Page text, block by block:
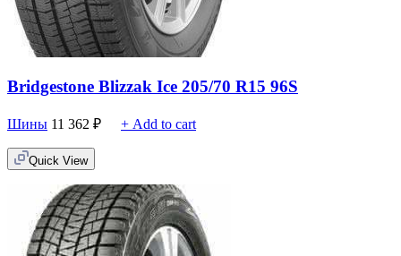
Bridgestone Blizzak Ice 205/70 R15 96S
Шины 11 362 ₽ + Add to cart
Quick View